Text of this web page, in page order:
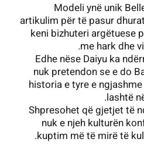
Modeli ynë unik
artikulim për të pasur
keni bizhuteri argëtuese
me hark dhe
Edhe nëse Daiyu ka
nuk pretendon se e do
historia e tyre e
lashtë
Shpresohet që gjetjet të
nuk e njeh kulturën
kuptim më të mirë të